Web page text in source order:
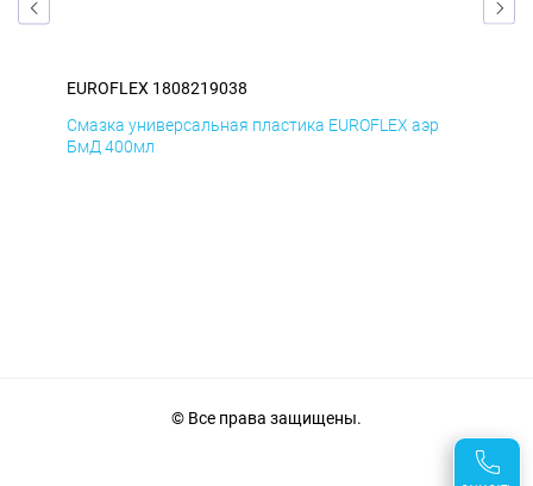
EUROFLEX 1808219038
Смазка универсальная пластика EUROFLEX аэр
БмД 400мл
© Все права защищены.